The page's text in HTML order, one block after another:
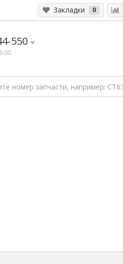
Закладки 0
550